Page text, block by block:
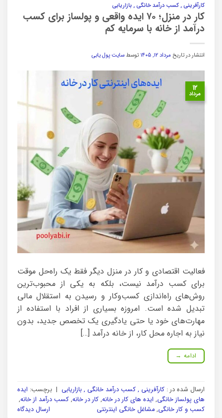
کارآفرینی , کسب درآمد خانگی , بازاریابی
کار در منزل؛ ۷۰ ایده واقعی و پولساز برای کسب
درآمد از خانه با سرمایه کم
انتشار در تاریخ مرداد ۱۲, ۱۴۰۵ توسط سایت پول یابی
۱۲
مرداد
فعالیت اقتصادی و کار در منزل دیگر فقط یک راه‌حل موقت
برای کسب درآمد نیست، بلکه به یکی از محبوب‌ترین
روش‌های راه‌اندازی کسب‌وکار و رسیدن به استقلال مالی
تبدیل شده است. امروزه بسیاری از افراد با استفاده از
مهارت‌های خود یا حتی یادگیری یک تخصص جدید، بدون
نیاز به اجاره محل کار، از خانه درآمد […]
ادامه →
ارسال شده در : کارآفرینی , کسب درآمد خانگی , بازاریابی | برچسب: ایده
های پولساز خانگی, ایده های کار در خانه, کار در خانه, کسب درآمد از خانه,
کسب و کار خانگی, مشاغل خانگی اینترنتی ارسال دیدگاه